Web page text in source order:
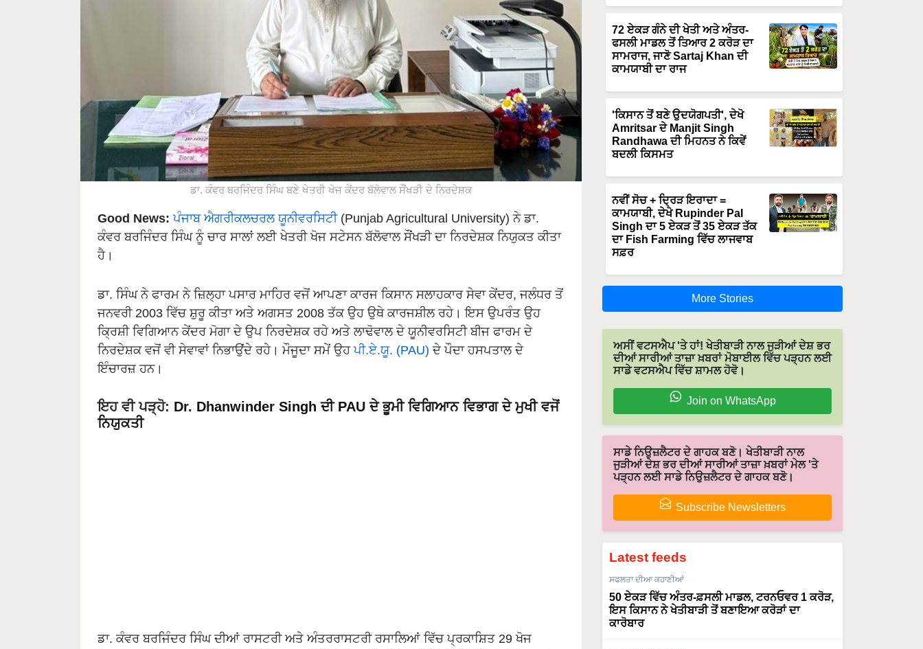
ਡਾ. ਕੰਵਰ ਬਰਜਿੰਦਰ ਸਿੰਘ ਬਣੇ ਖੇਤਰੀ ਖੋਜ ਕੇਂਦਰ ਬੱਲੋਵਾਲ ਸੌਂਖੜੀ ਦੇ ਨਿਰਦੇਸ਼ਕ
Good News: ਪੰਜਾਬ ਐਗਰੀਕਲਚਰਲ ਯੂਨੀਵਰਸਿਟੀ(Punjab Agricultural University) ਨੇ ਡਾ.
ਕੰਵਰ ਬਰਜਿੰਦਰ ਸਿੰਘ ਨੂੰ ਚਾਰ ਸਾਲਾਂ ਲਈ ਖੇਤਰੀ ਖੋਜ ਸਟੇਸਨ ਬੱਲੋਵਾਲ ਸੌਂਖੜੀ ਦਾ ਨਿਰਦੇਸ਼ਕ ਨਿਯੁਕਤ ਕੀਤਾ
ਹੈ।
ਡਾ. ਸਿੰਘ ਨੇ ਫਾਰਮ ਨੇ ਜ਼ਿਲ੍ਹਾ ਪਸਾਰ ਮਾਹਿਰ ਵਜੋਂ ਆਪਣਾ ਕਾਰਜ ਕਿਸਾਨ ਸਲਾਹਕਾਰ ਸੇਵਾ ਕੇਂਦਰ, ਜਲੰਧਰ ਤੋਂ
ਜਨਵਰੀ 2003 ਵਿੱਚ ਸ਼ੁਰੂ ਕੀਤਾ ਅਤੇ ਅਗਸਤ 2008 ਤੱਕ ਉਹ ਉਥੇ ਕਾਰਜਸ਼ੀਲ ਰਹੇ। ਇਸ ਉਪਰੰਤ ਉਹ
ਕ੍ਰਿਸ਼ੀ ਵਿਗਿਆਨ ਕੇਂਦਰ ਮੋਗਾ ਦੇ ਉਪ ਨਿਰਦੇਸ਼ਕ ਰਹੇ ਅਤੇ ਲਾਢੋਵਾਲ ਦੇ ਯੂਨੀਵਰਸਿਟੀ ਬੀਜ ਫਾਰਮ ਦੇ
ਨਿਰਦੇਸ਼ਕ ਵਜੋਂ ਵੀ ਸੇਵਾਵਾਂ ਨਿਭਾਉਂਦੇ ਰਹੇ। ਮੌਜੂਦਾ ਸਮੇਂ ਉਹਪੀ.ਏ.ਯੂ. (PAU) ਦੇ ਪੌਦਾ ਹਸਪਤਾਲ ਦੇ
ਇੰਚਾਰਜ਼ ਹਨ।
ਇਹ ਵੀ ਪੜ੍ਹੋ: Dr. Dhanwinder Singh ਦੀ PAU ਦੇ ਭੂਮੀ ਵਿਗਿਆਨ ਵਿਭਾਗ ਦੇ ਮੁਖੀ ਵਜੋਂ
ਨਿਯੁਕਤੀ
ਡਾ. ਕੰਵਰ ਬਰਜਿੰਦਰ ਸਿੰਘ ਦੀਆਂ ਰਾਸਟਰੀ ਅਤੇ ਅੰਤਰਰਾਸਟਰੀ ਰਸਾਲਿਆਂ ਵਿੱਚ ਪ੍ਰਕਾਸ਼ਿਤ 29 ਖੋਜ
72 ਏਕੜ ਗੰਨੇ ਦੀ ਖੇਤੀ ਅਤੇ ਅੰਤਰ-
ਫਸਲੀ ਮਾਡਲ ਤੋਂ ਤਿਆਰ 2 ਕਰੋੜ ਦਾ
ਸਾਮਰਾਜ, ਜਾਣੋ Sartaj Khan ਦੀ
ਕਾਮਯਾਬੀ ਦਾ ਰਾਜ
'ਕਿਸਾਨ ਤੋਂ ਬਣੇ ਉਦਯੋਗਪਤੀ', ਦੇਖੋ
Amritsar ਦੇ Manjit Singh
Randhawa ਦੀ ਮਿਹਨਤ ਨੇ ਕਿਵੇਂ
ਬਦਲੀ ਕਿਸਮਤ
ਨਵੀਂ ਸੋਚ + ਦ੍ਰਿੜ ਇਰਾਦਾ =
ਕਾਮਯਾਬੀ, ਦੇਖੋ Rupinder Pal
Singh ਦਾ 5 ਏਕੜ ਤੋਂ 35 ਏਕੜ ਤੱਕ
ਦਾ Fish Farming ਵਿੱਚ ਲਾਜਵਾਬ
ਸਫ਼ਰ
More Stories
ਅਸੀਂ ਵਟਸਐਪ 'ਤੇ ਹਾਂ! ਖੇਤੀਬਾੜੀ ਨਾਲ ਜੁੜੀਆਂ ਦੇਸ਼ ਭਰ
ਦੀਆਂ ਸਾਰੀਆਂ ਤਾਜ਼ਾ ਖ਼ਬਰਾਂ ਮੋਬਾਈਲ ਵਿੱਚ ਪੜ੍ਹਨ ਲਈ
ਸਾਡੇ ਵਟਸਐਪ ਵਿੱਚ ਸ਼ਾਮਲ ਹੋਵੋ।
Join on WhatsApp
ਸਾਡੇ ਨਿਉਜ਼ਲੈਟਰ ਦੇ ਗਾਹਕ ਬਣੋ। ਖੇਤੀਬਾੜੀ ਨਾਲ
ਜੁੜੀਆਂ ਦੇਸ਼ ਭਰ ਦੀਆਂ ਸਾਰੀਆਂ ਤਾਜ਼ਾ ਖ਼ਬਰਾਂ ਮੇਲ 'ਤੇ
ਪੜ੍ਹਨ ਲਈ ਸਾਡੇ ਨਿਉਜ਼ਲੈਟਰ ਦੇ ਗਾਹਕ ਬਣੋ।
Subscribe Newsletters
Latest feeds
ਸਫਲਤਾ ਦੀਆ ਕਹਾਣੀਆਂ
50 ਏਕੜ ਵਿੱਚ ਅੰਤਰ-ਫ਼ਸਲੀ ਮਾਡਲ, ਟਰਨਓਵਰ 1 ਕਰੋੜ,
ਇਸ ਕਿਸਾਨ ਨੇ ਖੇਤੀਬਾੜੀ ਤੋਂ ਬਣਾਇਆ ਕਰੋੜਾਂ ਦਾ
ਕਾਰੋਬਾਰ